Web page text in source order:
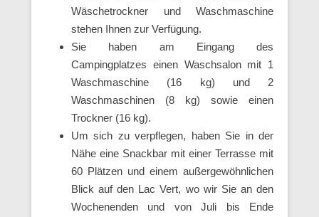
Wäschetrockner und Waschmaschine
stehen Ihnen zur Verfügung.
Sie haben am Eingang des
Campingplatzes einen Waschsalon mit 1
Waschmaschine (16 kg) und 2
Waschmaschinen (8 kg) sowie einen
Trockner (16 kg).
Um sich zu verpflegen, haben Sie in der
Nähe eine Snackbar mit einer Terrasse mit
60 Plätzen und einem außergewöhnlichen
Blick auf den Lac Vert, wo wir Sie an den
Wochenenden und von Juli bis Ende